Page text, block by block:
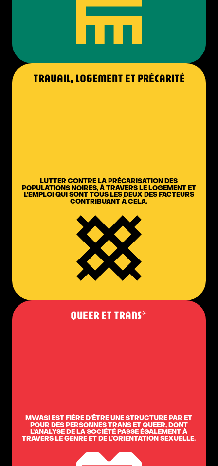
TRAVAIL, LOGEMENT ET PRÉCARITÉ
LUTTER CONTRE LA PRÉCARISATION DES
POPULATIONS NOIRES, À TRAVERS LE LOGEMENT ET
L’EMPLOI QUI SONT TOUS LES DEUX DES FACTEURS
CONTRIBUANT À CELA.
QUEER ET TRANS*
MWASI EST FIÈRE D’ÊTRE UNE STRUCTURE PAR ET
POUR DES PERSONNES TRANS ET QUEER, DONT
L’ANALYSE DE LA SOCIÉTÉ PASSE ÉGALEMENT À
TRAVERS LE GENRE ET DE L’ORIENTATION SEXUELLE.